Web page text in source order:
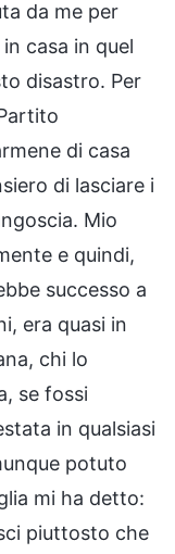
da me per
casa in quel
disastro. Per
di casa
di lasciare i
Mio
e quindi,
successo a
era quasi in
chi lo
se fossi
in qualsiasi
potuto
mi ha detto:
piuttosto che